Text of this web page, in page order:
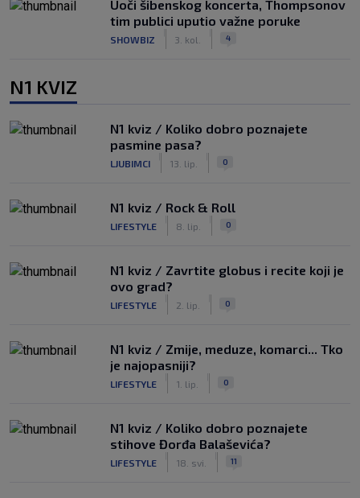
Uoči šibenskog koncerta, Thompsonov
tim publici uputio važne poruke
SHOWBIZ 3. kol. 4
N1 KVIZ
N1 kviz / Koliko dobro poznajete
pasmine pasa?
LJUBIMCI 13. lip. 0
N1 kviz / Rock & Roll
LIFESTYLE 8. lip. 0
N1 kviz / Zavrtite globus i recite koji je
ovo grad?
LIFESTYLE 2. lip. 0
N1 kviz / Zmije, meduze, komarci... Tko
je najopasniji?
LIFESTYLE 1. lip. 0
N1 kviz / Koliko dobro poznajete
stihove Đorđa Balaševića?
LIFESTYLE 18. svi. 11